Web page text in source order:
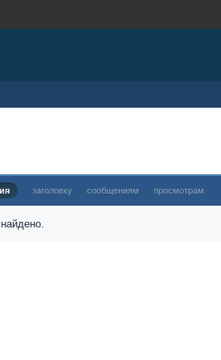
заголовку сообщениям просмотрам